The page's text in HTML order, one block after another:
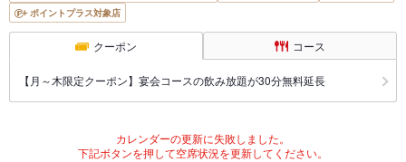
ポイントプラス対象店
クーポン コース
【月～木限定クーポン】宴会コースの飲み放題が30分無料延長
カレンダーの更新に失敗しました。
下記ボタンを押して空席状況を更新してください。